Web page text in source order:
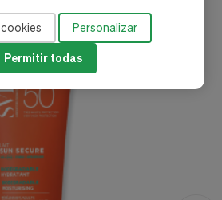
Personalizar
Permitir todas